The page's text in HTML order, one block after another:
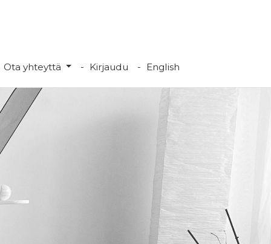
Ota yhteyttä Kirjaudu English